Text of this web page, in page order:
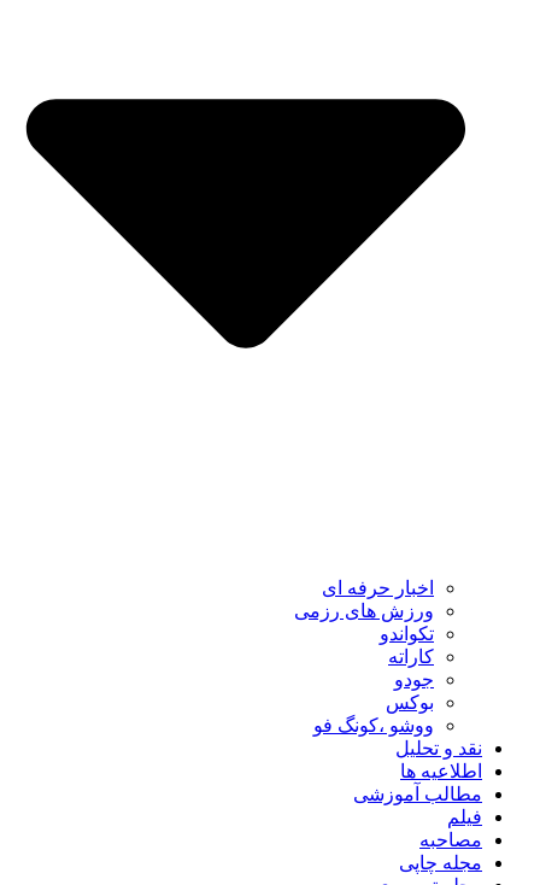
اخبار حرفه ای
ورزش های رزمی
تکواندو
کاراته
جودو
بوکس
ووشو ،کونگ فو
نقد و تحلیل
اطلاعیه ها
مطالب آموزشی
فیلم
مصاحبه
مجله چاپی